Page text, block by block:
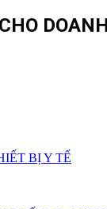
BỊ Y TẾ